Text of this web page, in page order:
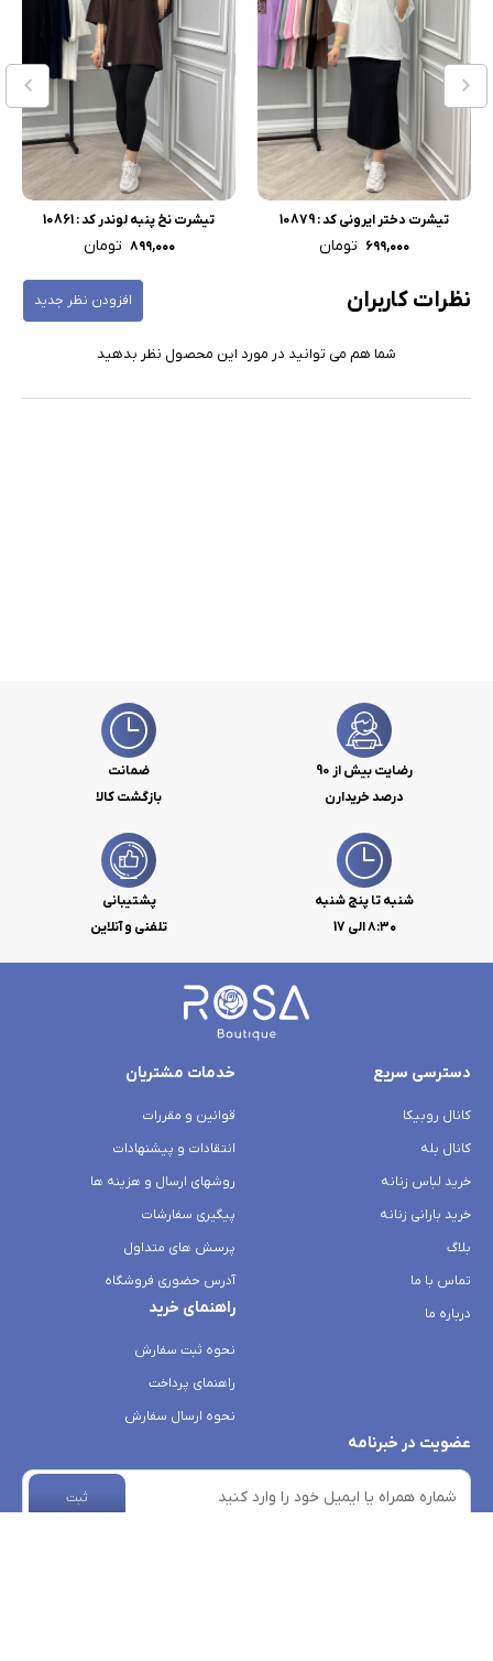
تیشرت دختر ایرونی کد : 10879
۶۹۹,۰۰۰ تومان
تیشرت نخ پنبه لوندر کد : 10861
۸۹۹,۰۰۰ تومان
نظرات کاربران افزودن نظر جدید
شما هم می توانید در مورد این محصول نظر بدهید
رضایت بیش از 90
درصد خریدارن
ضمانت
بازگشت کالا
شنبه تا پنج شنبه
۸:۳۰ الی 17
پشتیبانی
تلفنی و آنلاین
دسترسی سریع
کانال روبیکا
کانال بله
خرید لباس زنانه
خرید بارانی زنانه
بلاگ
تماس با ما
درباره ما
خدمات مشتریان
قوانین و مقررات
انتقادات و پیشنهادات
روشهای ارسال و هزینه ها
پیگیری سفارشات
پرسش های متداول
آدرس حضوری فروشگاه
راهنمای خرید
نحوه ثبت سفارش
راهنمای پرداخت
نحوه ارسال سفارش
عضویت در خبرنامه
ثبت